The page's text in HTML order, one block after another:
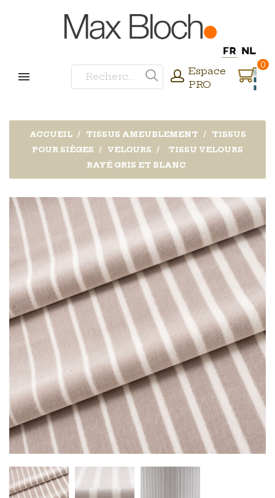
Espace
PRO
0
ACCUEIL TISSUS AMEUBLEMENT
TISSUS
POUR SIÈGES
VELOURS
TISSU VELOURS
RAYÉ GRIS ET BLANC